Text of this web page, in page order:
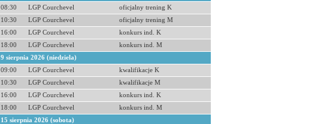
08:30
LGP Courchevel
oficjalny trening K
10:30
LGP Courchevel
oficjalny trening M
16:00
LGP Courchevel
konkurs ind. K
18:00
LGP Courchevel
konkurs ind. M
9 sierpnia 2026 (niedziela)
09:00
LGP Courchevel
kwalifikacje K
10:30
LGP Courchevel
kwalifikacje M
16:00
LGP Courchevel
konkurs ind. K
18:00
LGP Courchevel
konkurs ind. M
15 sierpnia 2026 (sobota)